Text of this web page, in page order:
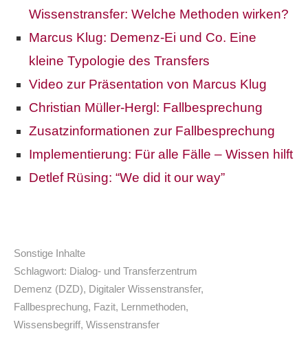
Wissenstransfer: Welche Methoden wirken?
Marcus Klug: Demenz-Ei und Co. Eine
kleine Typologie des Transfers
Video zur Präsentation von Marcus Klug
Christian Müller-Hergl : Fallbesprechung
Zusatzinformationen zur Fallbesprechung
Implementierung: Für alle Fälle – Wissen hilft
Detlef Rüsing: “We did it our way”
Sonstige Inhalte
Schlagwort: Dialog- und Transferzentrum
Demenz (DZD), Digitaler Wissenstransfer,
Fallbesprechung, Fazit, Lernmethoden,
Wissensbegriff, Wissenstransfer